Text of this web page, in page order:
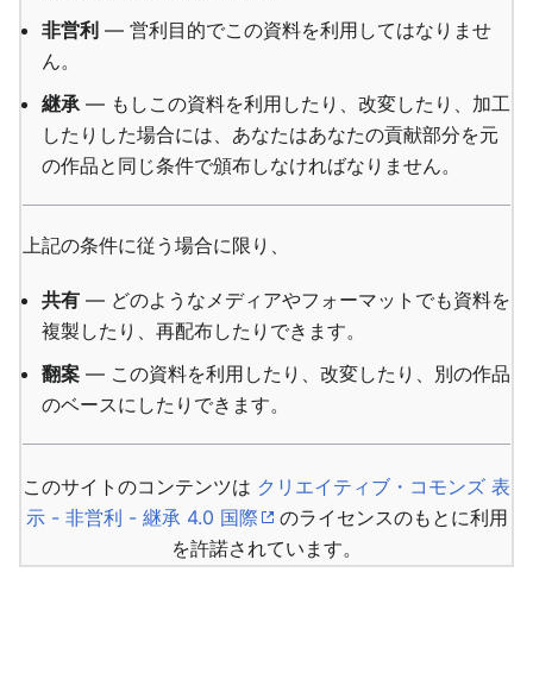
非営利 — 営利目的でこの資料を利用してはなりませ
ん。
継承— もしこの資料を利用したり、改変したり、加工
したりした場合には、あなたはあなたの貢献部分を元
の作品と同じ条件で頒布しなければなりません。
上記の条件に従う場合に限り、
共有 — どのようなメディアやフォーマットでも資料を
複製したり、再配布したりできます。
翻案 — この資料を利用したり、改変したり、別の作品
のベースにしたりできます。
このサイトのコンテンツは クリエイティブ・コモンズ 表
示 - 非営利 - 継承 4.0 国際
のライセンスのもとに利用
を許諾されています。